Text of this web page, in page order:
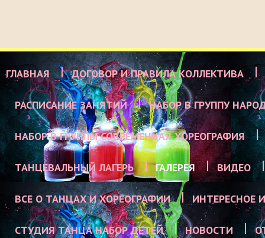
ГЛАВНАЯ ДОГОВОР И ПРАВИЛА КОЛЛЕКТИВА
РАСПИСАНИЕ ЗАНЯТИЙ НАБОР В ГРУППУ
НАБОР В ГРУППЫ СОВРЕМЕННАЯ ХОРЕОГРАФИЯ
ТАНЦЕВАЛЬНЫЙ ЛАГЕРЬ ГАЛЕРЕЯ ВИДЕО
ВСЕ О ТАНЦАХ И ХОРЕОГРАФИИ ИНТЕРЕСНОЕ
СТУДИЯ ТАНЦА НАБОР ДЕТЕЙ НОВОСТИ